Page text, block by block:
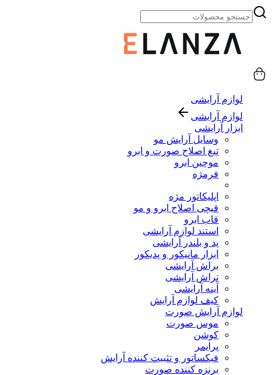
لوازم آرایشی
لوازم آرایشی
ابزار آرایشی
وسایل آرایش مو
تیغ اصلاح صورت و ابرو
موچین ابرو
فرمژه
اپلیکاتور مژه
قیچی اصلاح ابرو و مو
قاب ابرو
استند لوازم آرایشی
پد و بلندر آرایشی
ابزار مانیکور و پدیکور
براش آرایشی
تراش آرایشی
آینه آرایشی
کیف لوازم آرایش
لوازم آرایش صورت
موس صورت
کوشن
پرایمر
فیکساتور و تثبیت کننده آرایش
برنزه کننده صورت